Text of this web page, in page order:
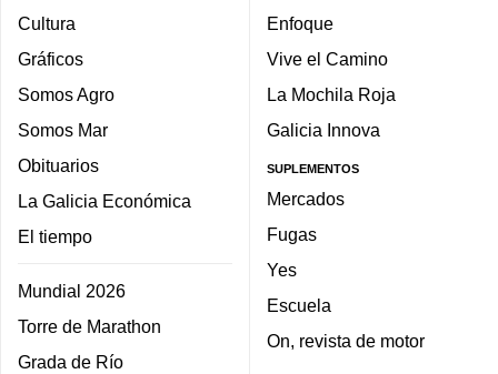
Cultura
Gráficos
Somos Agro
Somos Mar
Obituarios
La Galicia Económica
El tiempo
Mundial 2026
Torre de Marathon
Grada de Río
Enfoque
Vive el Camino
La Mochila Roja
Galicia Innova
SUPLEMENTOS
Mercados
Fugas
Yes
Escuela
On, revista de motor